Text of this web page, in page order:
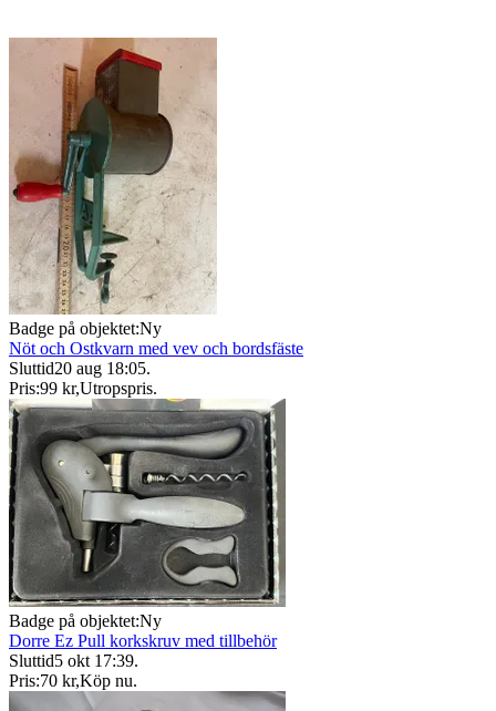
Badge på objektet:Ny
Nöt och Ostkvarn med vev och bordsfäste
Sluttid20 aug 18:05.
Pris:99 kr,Utropspris.
Badge på objektet:Ny
Dorre Ez Pull korkskruv med tillbehör
Sluttid5 okt 17:39.
Pris:70 kr,Köp nu.